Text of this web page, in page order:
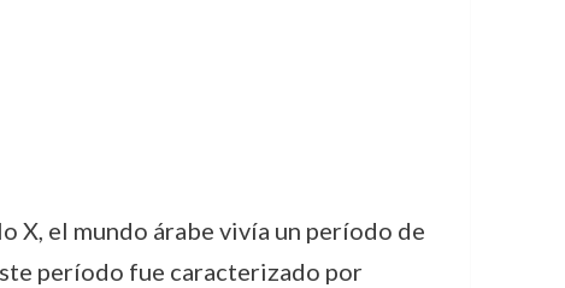
X, el mundo árabe vivía un período de
período fue caracterizado por